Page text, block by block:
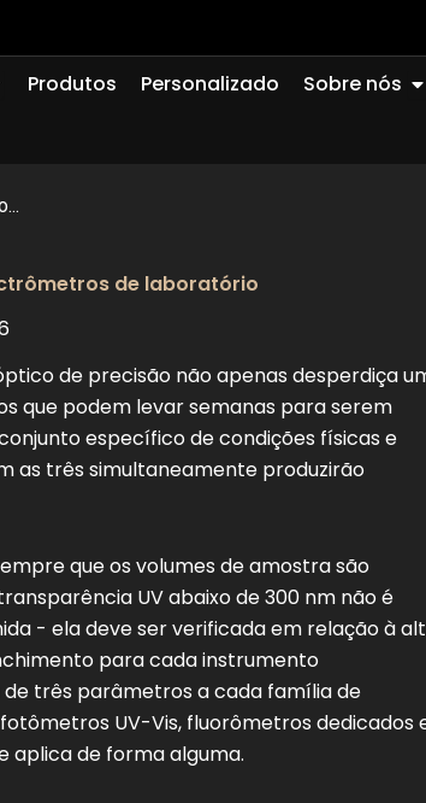
Quartz Glass
Produtos Personalizado Sobre nós
de laboratório
de precisão não apenas desperdiça
que podem levar semanas para serem
específico de condições físicas e
as três simultaneamente produzirão
que os volumes de amostra são
UV abaixo de 300 nm não é
- ela deve ser verificada em relação à
para cada instrumento
de três parâmetros a cada família de
UV-Vis, fluorômetros dedicados
aplica de forma alguma.